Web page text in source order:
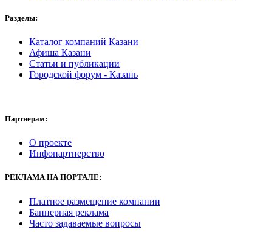
Разделы:
Каталог компаний Казани
Афиша Казани
Статьи и публикации
Городской форум - Казань
Партнерам:
О проекте
Инфопартнерство
РЕКЛАМАНА ПОРТАЛЕ:
Платное размещение компании
Баннерная реклама
Часто задаваемые вопросы